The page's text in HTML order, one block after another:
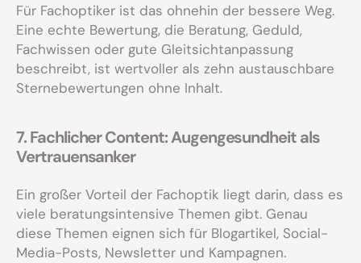
Für Fachoptiker ist das ohnehin der bessere Weg.
Eine echte Bewertung, die Beratung, Geduld,
Fachwissen oder gute Gleitsichtanpassung
beschreibt, ist wertvoller als zehn austauschbare
Sternebewertungen ohne Inhalt.
7. Fachlicher Content: Augengesundheit als
Vertrauensanker
Ein großer Vorteil der Fachoptik liegt darin, dass es
viele beratungsintensive Themen gibt. Genau
diese Themen eignen sich für Blogartikel, Social-
Media-Posts, Newsletter und Kampagnen.